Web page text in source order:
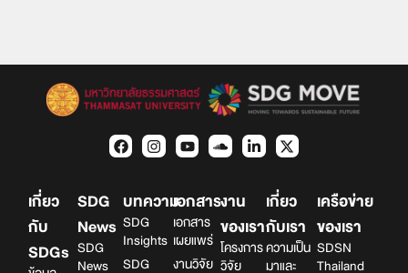
เกี่ยว
กับ
SDGs
SDG
News
SDG
News
บทความ
SDG
Insights
SDG
เอกสาร
เอกสาร
เผยแพร่
งานวิจัย
งาน
ของเรา
โครงการ
วิจัย
เกี่ยว
กับเรา
ความเป็น
มาและ
เครือข่าย
ของเรา
SDSN
Thailand